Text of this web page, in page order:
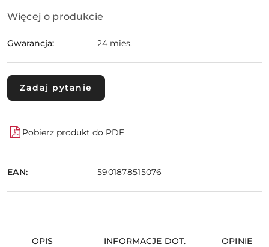
Więcej o produkcie
Gwarancja: 24 mies.
Zadaj pytanie
Pobierz produkt do PDF
EAN: 5901878515076
OPIS
INFORMACJE DOT.
OPINIE